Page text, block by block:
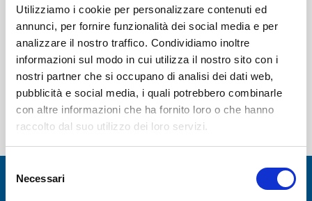
Utilizziamo i cookie per personalizzare contenuti ed
annunci, per fornire funzionalità dei social media e per
analizzare il nostro traffico. Condividiamo inoltre
informazioni sul modo in cui utilizza il nostro sito con i
nostri partner che si occupano di analisi dei dati web,
pubblicità e social media, i quali potrebbero combinarle
con altre informazioni che ha fornito loro o che hanno
raccolto dal suo utilizzo dei loro servizi.
delNecessari